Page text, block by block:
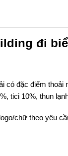
đi
có đặc điểm
tici 10%, thun
chữ theo yêu